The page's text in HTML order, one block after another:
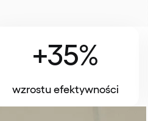
+35%
wzrostu efektywności